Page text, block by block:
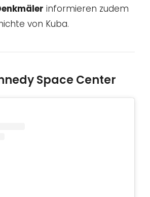
informieren zudem
von Kuba.
Space Center